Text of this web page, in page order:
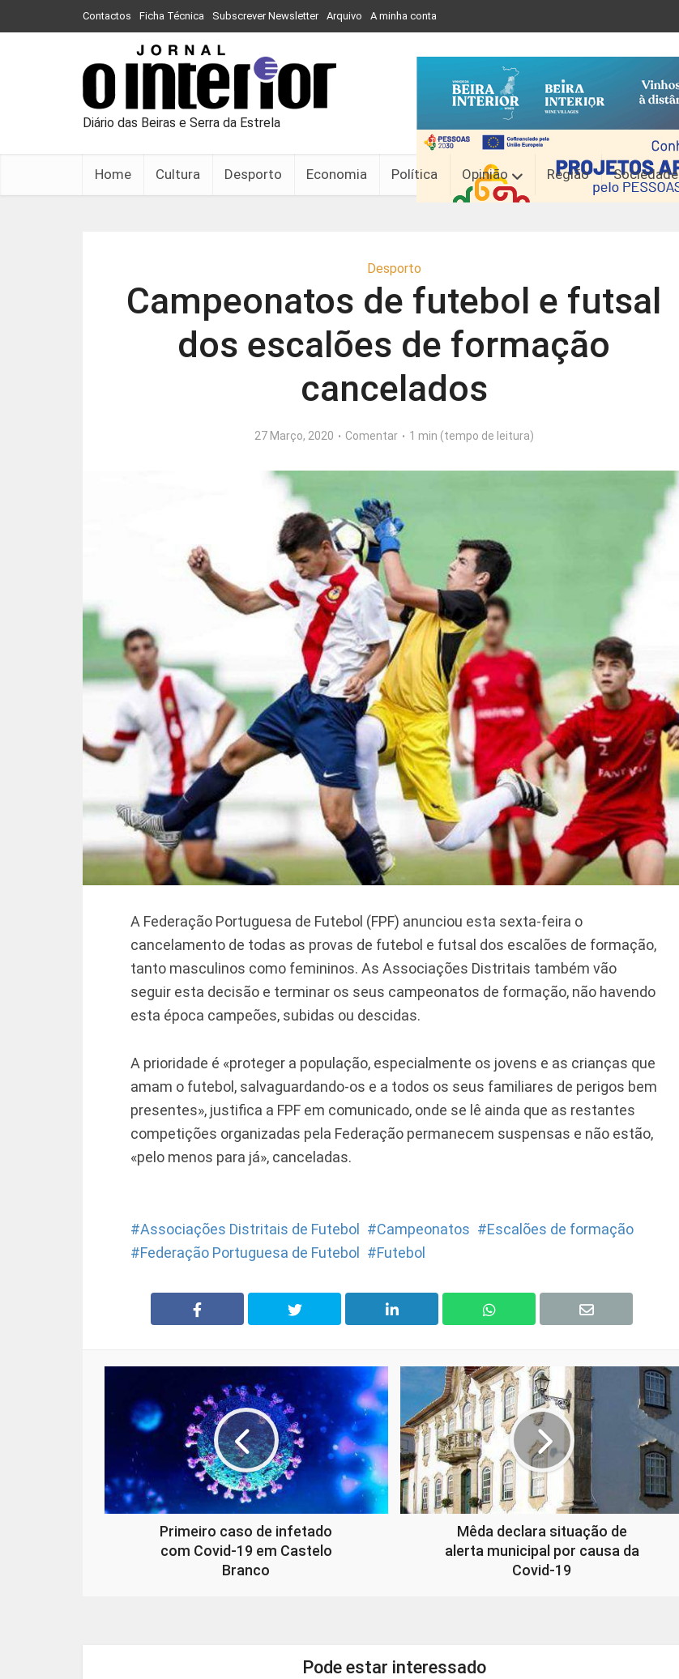
Contactos Ficha Técnica Subscrever Newsletter Arquivo A minha conta
Diário das Beiras e Serra da Estrela
Home Cultura Desporto Economia Política Opinião Região Sociedade
Desporto
Campeonatos de futebol e futsal
dos escalões de formação
cancelados
27 Março, 2020 Comentar 1 min (tempo de leitura)
A Federação Portuguesa de Futebol (FPF) anunciou esta sexta-feira o
cancelamento de todas as provas de futebol e futsal dos escalões de formação,
tanto masculinos como femininos. As Associações Distritais também vão
seguir esta decisão e terminar os seus campeonatos de formação, não havendo
esta época campeões, subidas ou descidas.
A prioridade é «proteger a população, especialmente os jovens e as crianças que
amam o futebol, salvaguardando-os e a todos os seus familiares de perigos bem
presentes», justifica a FPF em comunicado, onde se lê ainda que as restantes
competições organizadas pela Federação permanecem suspensas e não estão,
«pelo menos para já», canceladas.
Associações Distritais de Futebol Campeonatos
Escalões de formação
Federação Portuguesa de Futebol
Futebol
Primeiro caso de infetado
com Covid-19 em Castelo
Branco
Mêda declara situação de
alerta municipal por causa da
Covid-19
Pode estar interessado